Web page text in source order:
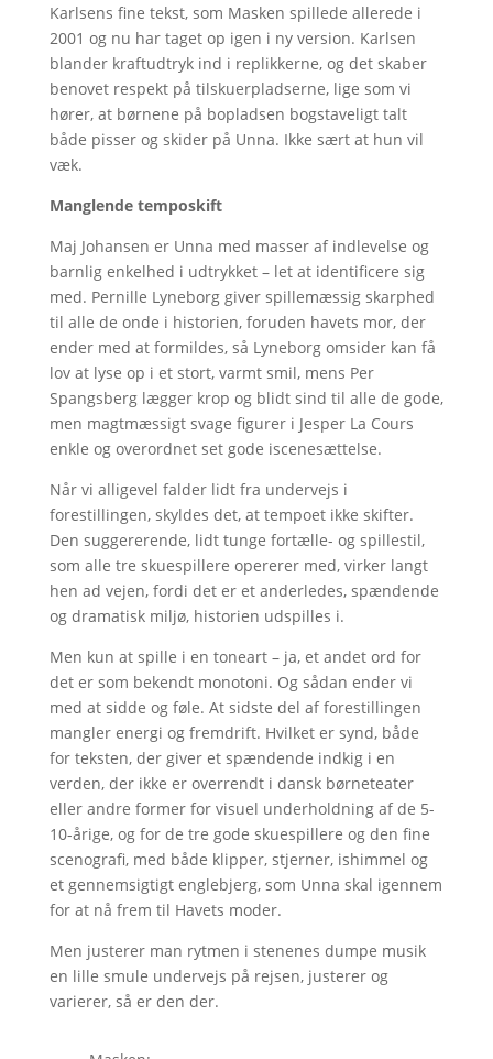
Karlsens fine tekst, som Masken spillede allerede i
2001 og nu har taget op igen i ny version. Karlsen
blander kraftudtryk ind i replikkerne, og det skaber
benovet respekt på tilskuerpladserne, lige som vi
hører, at børnene på bopladsen bogstaveligt talt
både pisser og skider på Unna. Ikke sært at hun vil
væk.
Manglende temposkift
Maj Johansen er Unna med masser af indlevelse og
barnlig enkelhed i udtrykket – let at identificere sig
med. Pernille Lyneborg giver spillemæssig skarphed
til alle de onde i historien, foruden havets mor, der
ender med at formildes, så Lyneborg omsider kan få
lov at lyse op i et stort, varmt smil, mens Per
Spangsberg lægger krop og blidt sind til alle de gode,
men magtmæssigt svage figurer i Jesper La Cours
enkle og overordnet set gode iscenesættelse.
Når vi alligevel falder lidt fra undervejs i
forestillingen, skyldes det, at tempoet ikke skifter.
Den suggererende, lidt tunge fortælle- og spillestil,
som alle tre skuespillere opererer med, virker langt
hen ad vejen, fordi det er et anderledes, spændende
og dramatisk miljø, historien udspilles i.
Men kun at spille i en toneart – ja, et andet ord for
det er som bekendt monotoni. Og sådan ender vi
med at sidde og føle. At sidste del af forestillingen
mangler energi og fremdrift. Hvilket er synd, både
for teksten, der giver et spændende indkig i en
verden, der ikke er overrendt i dansk børneteater
eller andre former for visuel underholdning af de 5-
10-årige, og for de tre gode skuespillere og den fine
scenografi, med både klipper, stjerner, ishimmel og
et gennemsigtigt englebjerg, som Unna skal igennem
for at nå frem til Havets moder.
Men justerer man rytmen i stenenes dumpe musik
en lille smule undervejs på rejsen, justerer og
varierer, så er den der.